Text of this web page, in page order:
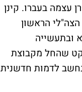
עצמה בעברו. קינן
הראשון
ובתעשייה
שהחל מקבוצת
נחשב לדמות חדשנית